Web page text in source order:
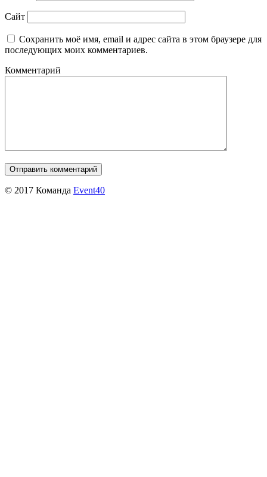
Сайт
Сохранить моё имя, email и адрес сайта в этом браузере для
последующих моих комментариев.
Комментарий
© 2017 Команда Event40